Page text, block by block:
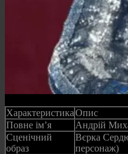
ХарактеристикаОпис
Повне ім’я
Андрій
Сценічний
образ
Вєрка
персонаж)